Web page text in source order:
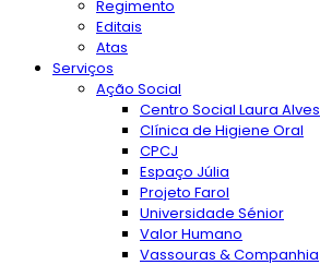
Regimento
Editais
Atas
Serviços
Ação Social
Centro Social Laura Alves
Clínica de Higiene Oral
CPCJ
Espaço Júlia
Projeto Farol
Universidade Sénior
Valor Humano
Vassouras & Companhia